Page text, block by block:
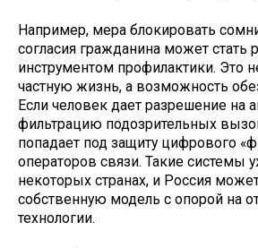
Например, мера блокировать
согласия гражданина может стать
инструментом профилактики. Это
частную жизнь, а возможность
Если человек дает разрешение на
фильтрацию подозрительных
попадает под защиту цифрового
операторов связи. Такие системы
некоторых странах, и Россия
собственную модель с опорой на
технологии.